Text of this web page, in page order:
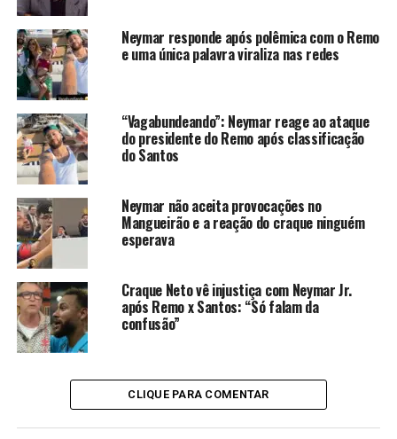
Hytalo Santos (Foto Reprodução Redes Sociais)
Neymar responde após polêmica com o Remo
e uma única palavra viraliza nas redes
“Vagabundeando”: Neymar reage ao ataque
do presidente do Remo após classificação
do Santos
Neymar não aceita provocações no
Mangueirão e a reação do craque ninguém
esperava
Craque Neto vê injustiça com Neymar Jr.
após Remo x Santos: “Só falam da
confusão”
CLIQUE PARA COMENTAR